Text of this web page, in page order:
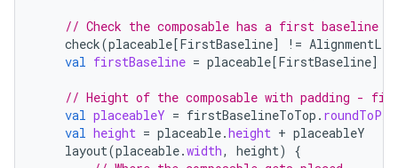
// Check the composable has a first baseline
check(placeable[FirstBaseline] !=
val firstBaseline = placeable[FirstBaseline]
// Height of the composable with padding -
val placeableY = firstBaselineToTop . roundToPx
val height = placeable.height + placeableY
layout(placeable.width, height)
{